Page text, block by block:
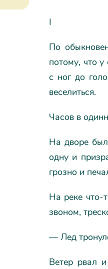
I
По
потому, что
с ног до
веселиться.
Часов в
На дворе
одну и
грозно и
На реке что-
звоном,
— Лед
Ветер рвал